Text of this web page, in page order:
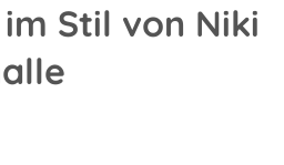
Stil von Niki